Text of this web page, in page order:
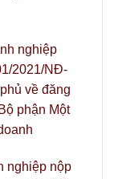
nghiệp
2021/NĐ-
về đăng
phận Một
nghiệp nộp